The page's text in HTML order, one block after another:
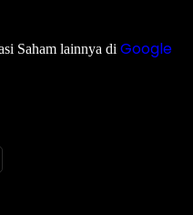
Saham lainnya di Google